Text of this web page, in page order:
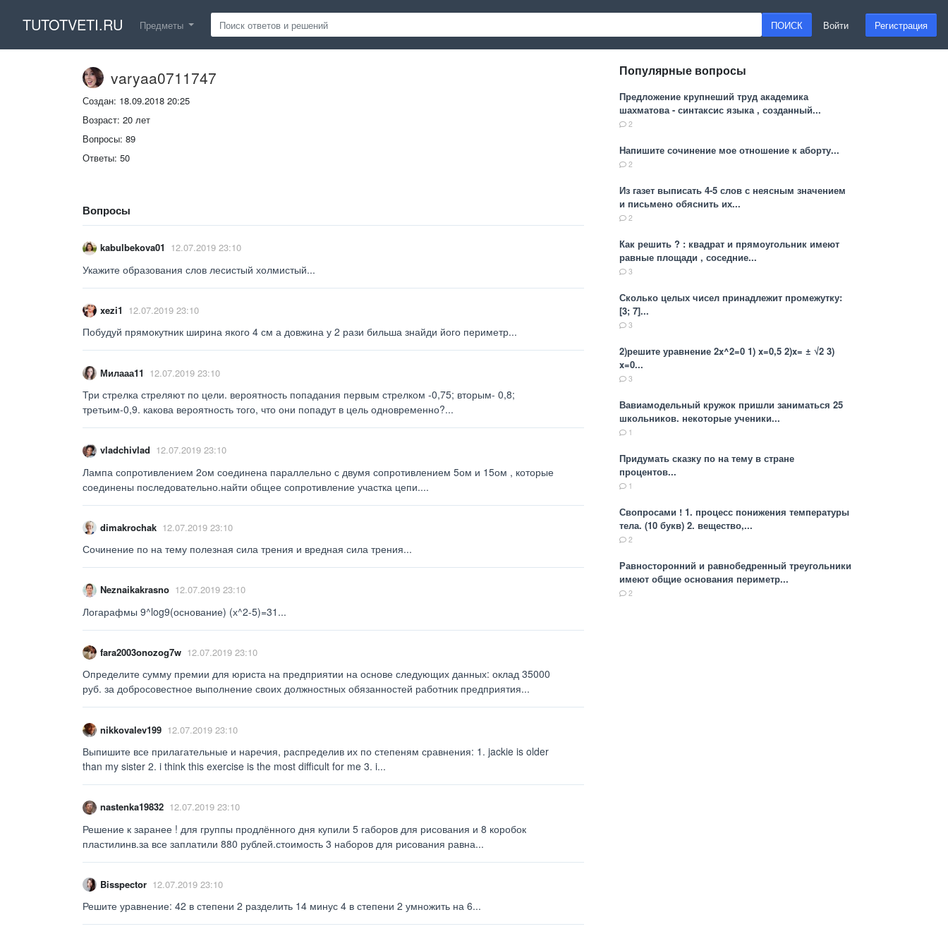
TUTOTVETI.RU Предметы ПОИСК Войти Регистрация
varyaa0711747
Создан: 18.09.2018 20:25
Возраст: 20 лет
Вопросы: 89
Ответы: 50
Вопросы
kabulbekova01 12.07.2019 23:10
Укажите образования слов лесистый холмистый...
xezi1 12.07.2019 23:10
Побудуй прямокутник ширина якого 4 см а довжина у 2 рази бильша знайди його периметр...
Милааа11 12.07.2019 23:10
Три стрелка стреляют по цели. вероятность попадания первым стрелком -0,75; вторым- 0,8;
третьим-0,9. какова вероятность того, что они попадут в цель одновременно?...
vladchivlad 12.07.2019 23:10
Лампа сопротивлением 2ом соединена параллельно с двумя сопротивлением 5ом и 15ом , которые
соединены последовательно.найти общее сопротивление участка цепи....
dimakrochak 12.07.2019 23:10
Сочинение по на тему полезная сила трения и вредная сила трения...
Neznaikakrasno 12.07.2019 23:10
Логарафмы 9^log9(основание) (х^2-5)=31...
fara2003onozog7w 12.07.2019 23:10
Определите сумму премии для юриста на предприятии на основе следующих данных: оклад 35000
руб. за добросовестное выполнение своих должностных обязанностей работник предприятия...
nikkovalev199 12.07.2019 23:10
Выпишите все прилагательные и наречия, распределив их по степеням сравнения: 1. jackie is older
than my sister 2. i think this exercise is the most difficult for me 3. i...
nastenka19832 12.07.2019 23:10
Решение к заранее ! для группы продлённого дня купили 5 габоров для рисования и 8 коробок
пластилинв.за все заплатили 880 рублей.стоимость 3 наборов для рисования равна...
Bisspector 12.07.2019 23:10
Решите уравнение: 42 в степени 2 разделить 14 минус 4 в степени 2 умножить на 6...
Популярные вопросы
Предложение крупнеший труд академика
шахматова - синтаксис языка , созданный...
2
Напишите сочинение мое отношение к аборту...
2
Из газет выписать 4-5 слов с неясным значением
и письмено обяснить их...
2
Как решить ? : квадрат и прямоугольник имеют
равные площади , соседние...
3
Сколько целых чисел принадлежит промежутку:
[3; 7]...
3
2)решите уравнение 2x^2=0 1) x=0,5 2)x= ± √2 3)
x=0...
3
Вавиамодельный кружок пришли заниматься 25
школьников. некоторые ученики...
1
Придумать сказку по на тему в стране
процентов...
1
Свопросами ! 1. процесс понижения температуры
тела. (10 букв) 2. вещество,...
2
Равносторонний и равнобедренный треугольники
имеют общие основания периметр...
2